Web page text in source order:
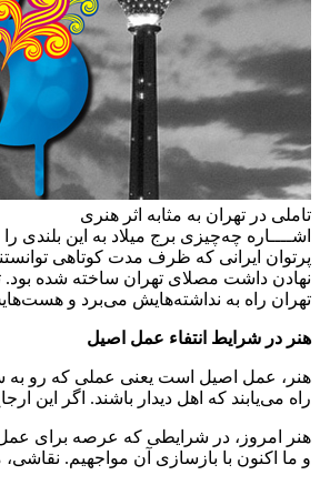
تاملی در تهران به مثابه اثر هنری
اشــــاره چه‌چیزی برج میلاد به این بلندی
پرتوان ایرانی که ظرف مدت کوتاهی
نهادن داشت مصلای تهران ساخته شده بود.
تهران راه به نداشته‌هایش می‌برد و
هنر در شرایط انتفاء عمل اصیل
هنر، عمل اصیل است یعنی عملی که رو به
راه می‌یابند که اهل دیدار باشند. اگر
هنر امروز، در شرایطی که عرصه برای
و ما اکنون با بازسازی آن مواجهیم.